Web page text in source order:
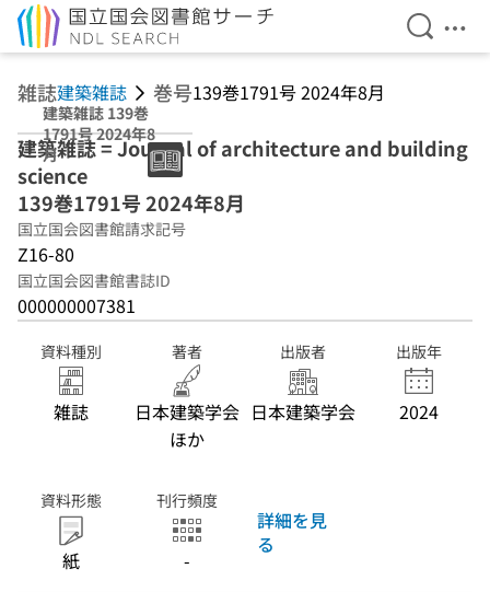
検索を
メ
雑誌建築雑誌 巻号139巻1791号 2024年8月
建築雑誌 139巻
1791号 2024年8
月
建築雑誌 = Journal of architecture and building
science
139巻1791号 2024年8月
国立国会図書館請求記号
Z16-80
国立国会図書館書誌ID
000000007381
資料種別
雑誌
著者
日本建築学会
ほか
出版者
日本建築学会
出版年
2024
資料形態
紙
刊行頻度
-
詳細を見
る